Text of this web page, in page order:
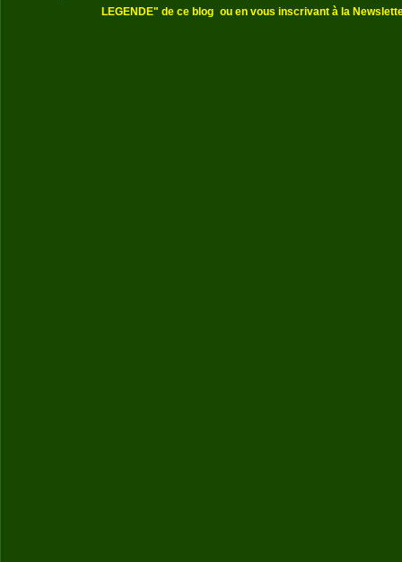
LEGENDE" de ce blog ou en vous inscrivant à la